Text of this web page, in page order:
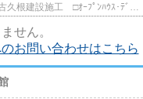
せん。
お問い合わせはこちら